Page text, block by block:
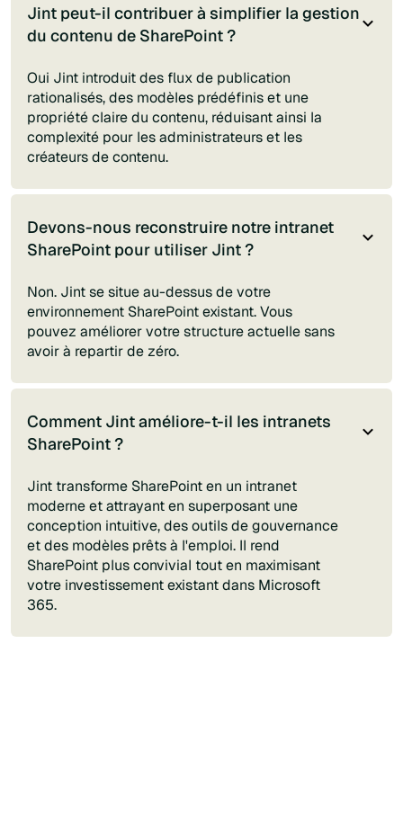
Jint peut-il contribuer à simplifier la gestion
du contenu de SharePoint ?
Oui Jint introduit des flux de publication
rationalisés, des modèles prédéfinis et une
propriété claire du contenu, réduisant ainsi la
complexité pour les administrateurs et les
créateurs de contenu.
Devons-nous reconstruire notre intranet
SharePoint pour utiliser Jint ?
Non. Jint se situe au-dessus de votre
environnement SharePoint existant. Vous
pouvez améliorer votre structure actuelle sans
avoir à repartir de zéro.
Comment Jint améliore-t-il les intranets
SharePoint ?
Jint transforme SharePoint en un intranet
moderne et attrayant en superposant une
conception intuitive, des outils de gouvernance
et des modèles prêts à l'emploi. Il rend
SharePoint plus convivial tout en maximisant
votre investissement existant dans Microsoft
365.